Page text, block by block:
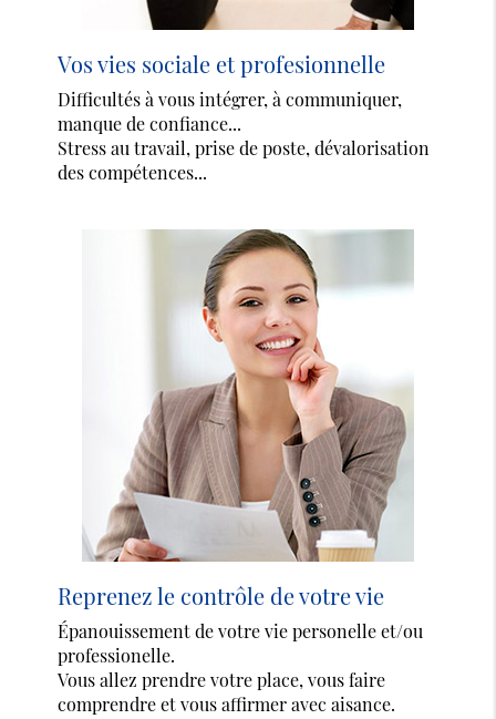
Vos vies sociale et profesionnelle
Difficultés à vous intégrer, à communiquer,
manque de confiance...
Stress au travail, prise de poste, dévalorisation
des compétences...
Reprenez le contrôle de votre vie
Épanouissement de votre vie personelle et/ou
professionelle.
Vous allez prendre votre place, vous faire
comprendre et vous affirmer avec aisance.